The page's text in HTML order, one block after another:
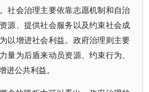
社会治理主要依靠志愿机制和自治
源、提供社会服务以及约束社会成
以增进社会利益。政府治理则主要
量为后盾来动员资源、约束行为、
进公共利益。